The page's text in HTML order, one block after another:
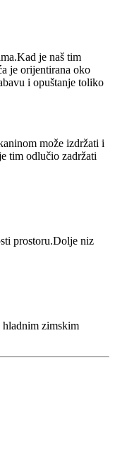
je naš tim
je orijentirana oko
i opuštanje toliko
može izdržati i
tim odlučio zadržati
prostoru.Dolje niz
hladnim zimskim